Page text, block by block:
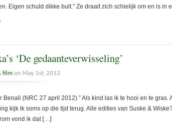
Eigen schuld dikke bult.” Ze draait zich schielijk om en is in
‘De gedaanteverwisseling’
film on May 1st, 2012
Benali (NRC 27 april 2012) ” Als kind las ik te hooi en te gras.
kijk ik soms op die tijd terug. Alle edities van Suske &
vond ik dat […]